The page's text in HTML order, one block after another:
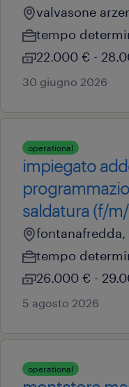
valvasone
tempo
22.000 € -
30 giugno 2026
operational
impiegato
saldatura (f/
tempo
26.000 € -
5 agosto 2026
operational